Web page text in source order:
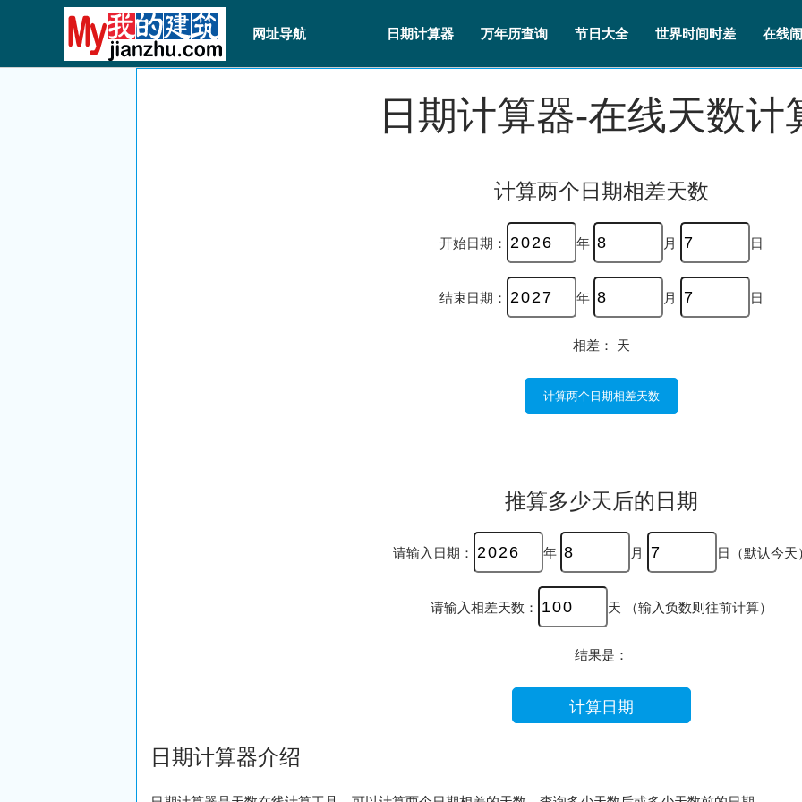
网址导航 日期计算器 万年历查询 节日大全 世界时间时差 在线
日期计算器-在线天数计
计算两个日期相差天数
开始日期： 年 月 日
结束日期： 年 月 日
相差： 天
推算多少天后的日期
请输入日期： 年 月 日（默认今天
请输入相差天数： 天 （输入负数则往前计算）
结果是：
日期计算器介绍